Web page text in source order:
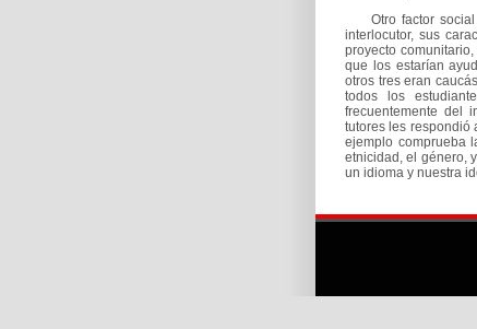
Otro factor social
interlocutor, sus
proyecto
que los estarían
otros tres eran
todos los
frecuentemente del
tutores les respondió
ejemplo comprueba
etnicidad, el género,
un idioma y nuestra